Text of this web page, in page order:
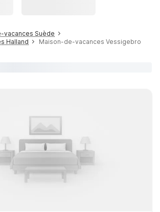
vacances Suède
Halland
Maison-de-vacances Vessigebro